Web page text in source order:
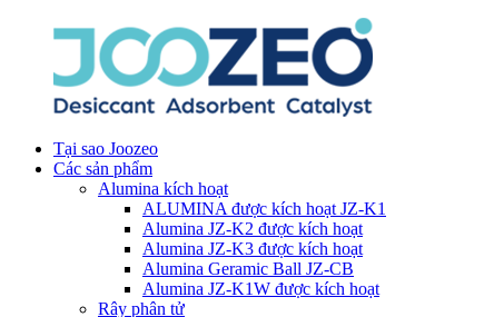
Tại sao Joozeo
Các sản phẩm
Alumina kích hoạt
ALUMINA được kích hoạt JZ-K1
Alumina JZ-K2 được kích hoạt
Alumina JZ-K3 được kích hoạt
Alumina Geramic Ball JZ-CB
Alumina JZ-K1W được kích hoạt
Rây phân tử